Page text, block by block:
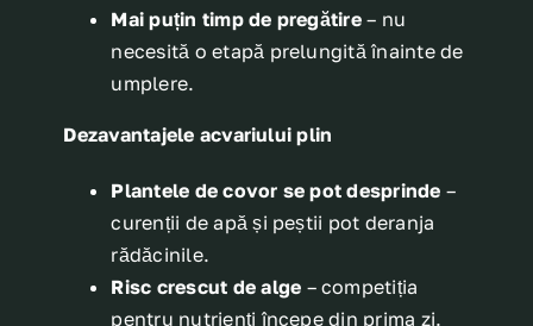
Mai puțin timp de pregătire– nu
necesită o etapă prelungită înainte de
umplere.
Dezavantajele acvariului plin
Plantele de covor se pot desprinde –
curenții de apă și peștii pot deranja
rădăcinile.
Risc crescut de alge – competiția
pentru nutrienți începe din prima zi.